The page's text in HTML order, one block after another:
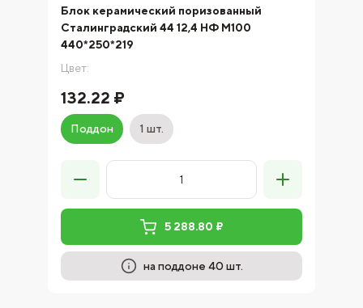
Блок керамический поризованный
Сталинградский 44 12,4 НФ М100
440*250*219
Цвет:
132.22 ₽
Поддон 1 шт.
5 288.80 ₽
на поддоне 40 шт.